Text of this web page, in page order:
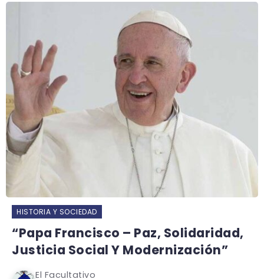
HISTORIA Y SOCIEDAD
“Papa Francisco – Paz, Solidaridad,
Justicia Social Y Modernización”
El Facultativo